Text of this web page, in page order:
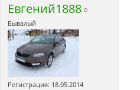
Евгений1888
Бывалый
Регистрация: 18.05.2014